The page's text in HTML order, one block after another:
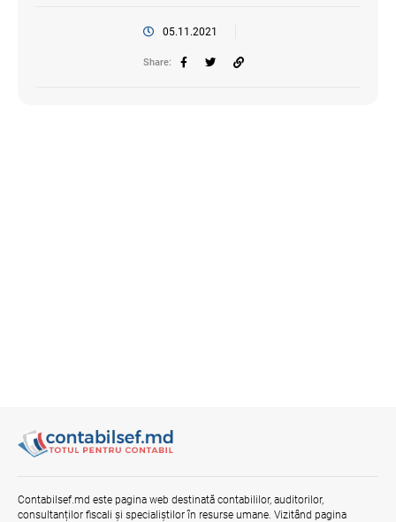
05.11.2021
Share:
Contabilsef.md este pagina web destinată contabililor, auditorilor,
consultanților fiscali și specialiștilor în resurse umane. Vizitând pagina